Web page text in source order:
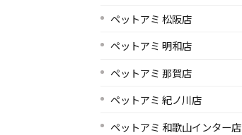
ペットアミ 松阪店
ペットアミ 明和店
ペットアミ 那賀店
ペットアミ 紀ノ川店
ペットアミ 和歌山インター店